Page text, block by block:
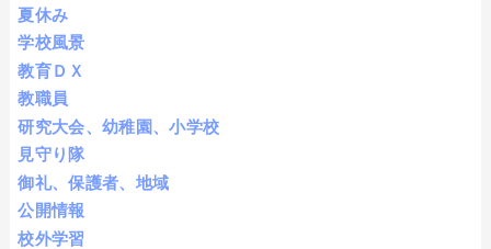
夏休み
学校風景
教育ＤＸ
教職員
研究大会、幼稚園、小学校
見守り隊
御礼、保護者、地域
公開情報
校外学習